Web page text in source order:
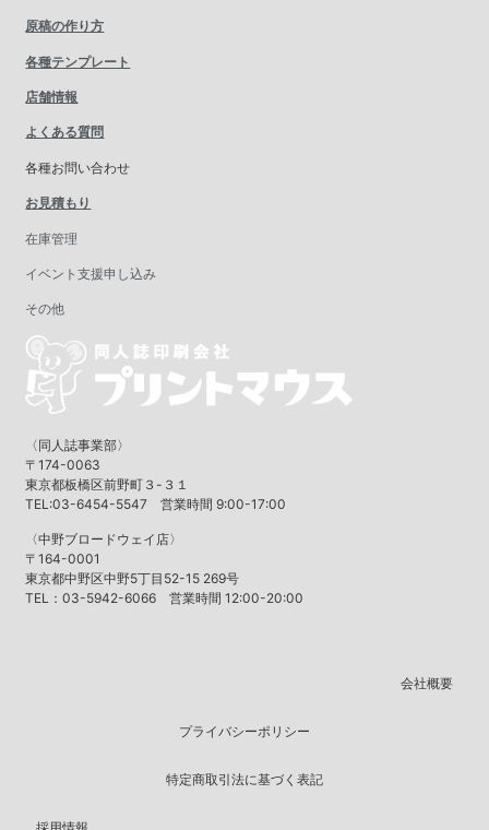
原稿の作り方
各種テンプレート
店舗情報
よくある質問
各種お問い合わせ
お見積もり
在庫管理
イベント支援申し込み
その他
〈同人誌事業部〉
〒174-0063
東京都板橋区前野町３-３１
TEL:03-6454-5547 営業時間 9:00-17:00
〈中野ブロードウェイ店〉
〒164-0001
東京都中野区中野5丁目52-15 269号
TEL：03-5942-6066 営業時間 12:00-20:00
会社概要
プライバシーポリシー
特定商取引法に基づく表記